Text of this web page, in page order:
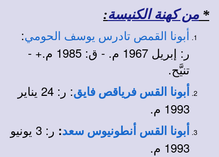
* من كهنة الكنيسة:
أبونا القمص تادرس يوسف الحومي:
ر: إبريل 1967 م. - ق: 1985 م.+ -
تنيَّح.
أبونا القس فرياقص فايق
: ر: 24 يناير
1993 م.
أبونا القس أنطونيوس سعد:
ر: 3 يونيو
1993 م.